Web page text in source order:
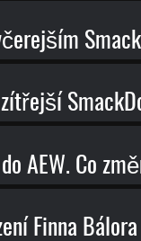
AEW. Co
Finna